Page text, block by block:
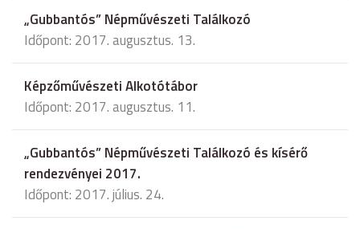
„Gubbantós” Népművészeti Találkozó
Időpont: 2017. augusztus. 13.
Képzőművészeti Alkotótábor
Időpont: 2017. augusztus. 11.
„Gubbantós” Népművészeti Találkozó és kísérő
rendezvényei 2017.
Időpont: 2017. július. 24.